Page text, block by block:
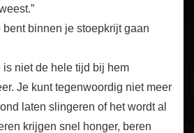
bent binnen je stoepkrijt gaan
is niet de hele tijd bij hem
Je kunt tegenwoordig niet meer
laten slingeren of het wordt al
krijgen snel honger, beren